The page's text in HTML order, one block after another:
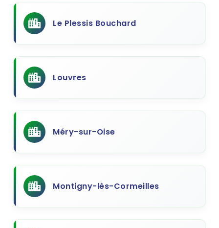
Le Plessis Bouchard
Louvres
Méry-sur-Oise
Montigny-lès-Cormeilles